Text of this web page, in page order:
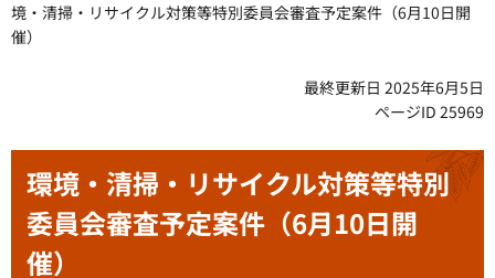
境・清掃・リサイクル対策等特別委員会審査予定案件（6月10日開
催）
最終更新日 2025年6月5日
ページID 25969
環境・清掃・リサイクル対策等特別
委員会審査予定案件（6月10日開
催）